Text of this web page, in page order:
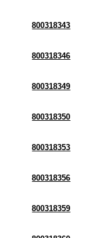
800318343
800318346
800318349
800318350
800318353
800318356
800318359